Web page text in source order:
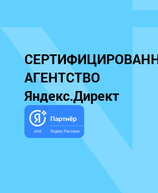
АГЕНТСТВО
Яндекс.Директ